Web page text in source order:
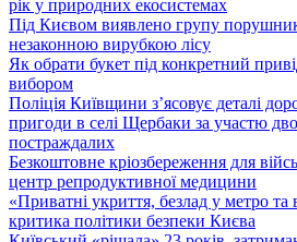
рік у природних екосистемах
Під Києвом виявлено групу
незаконною вирубкою лісу
Як обрати букет під конкретний
вибором
Поліція Київщини з’ясовує деталі
пригоди в селі Щербаки за участю
постраждалих
Безкоштовне кріозбереження для
центр репродуктивної медицини
«Приватні укриття, безлад у метро та
критика політики безпеки Києва